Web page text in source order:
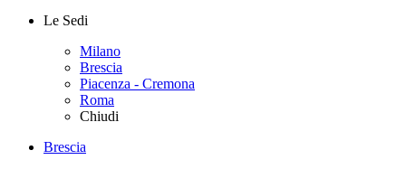
Le Sedi
Milano
Brescia
Piacenza - Cremona
Roma
Chiudi
Brescia